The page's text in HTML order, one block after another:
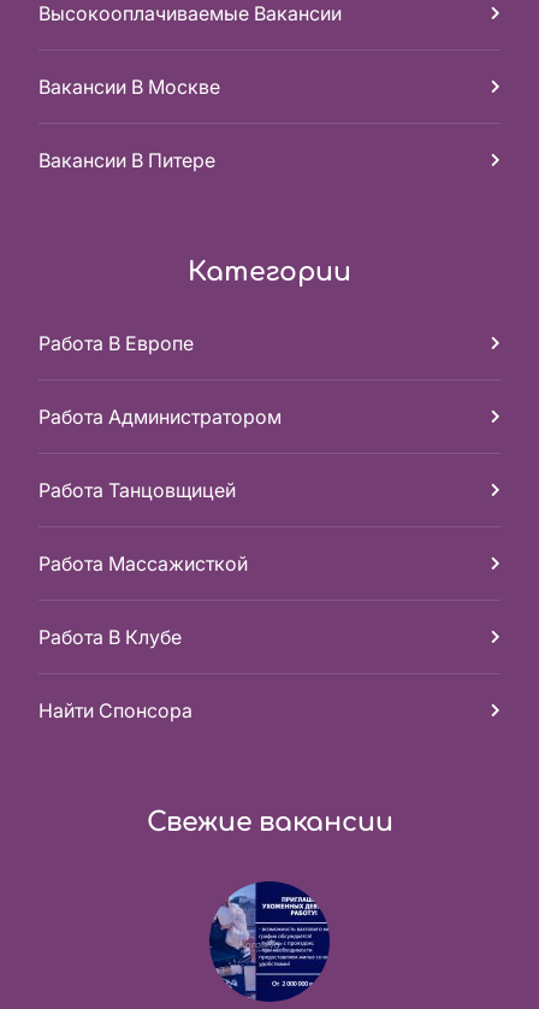
Высокооплачиваемые Вакансии
Вакансии В Москве
Вакансии В Питере
Категории
Работа В Европе
Работа Администратором
Работа Танцовщицей
Работа Массажисткой
Работа В Клубе
Найти Спонсора
Свежие вакансии